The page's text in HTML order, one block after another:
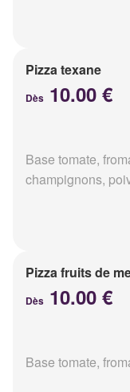
Pizza texane
Dès 10.00 €
Base tomate,
champignons,
Pizza fruits de
Dès 10.00 €
Base tomate,